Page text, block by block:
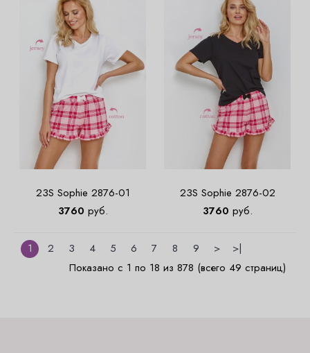
23S Sophie 2876-01
3760 руб.
23S Sophie 2876-02
3760 руб.
1 2 3 4 5 6 7 8 9 >
>|
Показано с 1 по 18 из 878 (всего 49 страниц)